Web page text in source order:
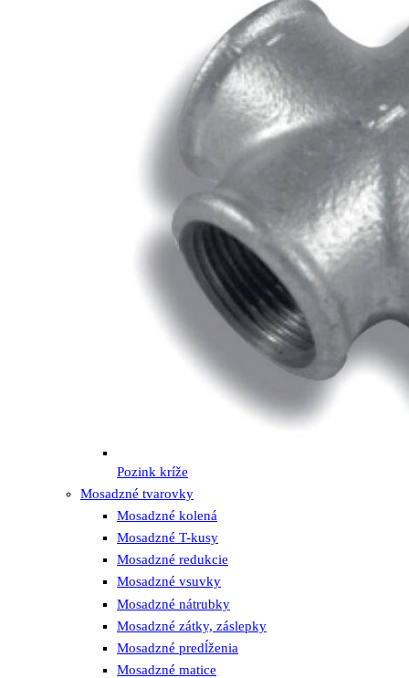
Pozink kríže
Mosadzné tvarovky
Mosadzné kolená
Mosadzné T-kusy
Mosadzné redukcie
Mosadzné vsuvky
Mosadzné nátrubky
Mosadzné zátky, záslepky
Mosadzné predĺženia
Mosadzné matice